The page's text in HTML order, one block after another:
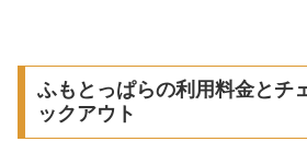
ふもとっぱらの利用料金とチ
ックアウト